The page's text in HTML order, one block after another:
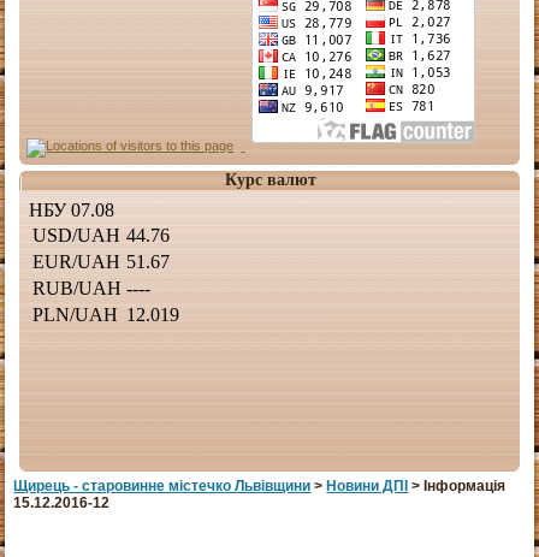
Курс валют
Щирець - старовинне мiстечко Львiвщини >Новини ДПІ > Інформація
15.12.2016-12